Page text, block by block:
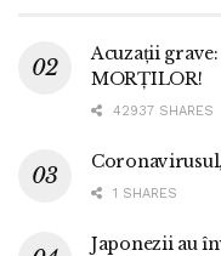
Acuzații
MORȚILOR!
42937 SHARES
1 SHARES
Japonezii au